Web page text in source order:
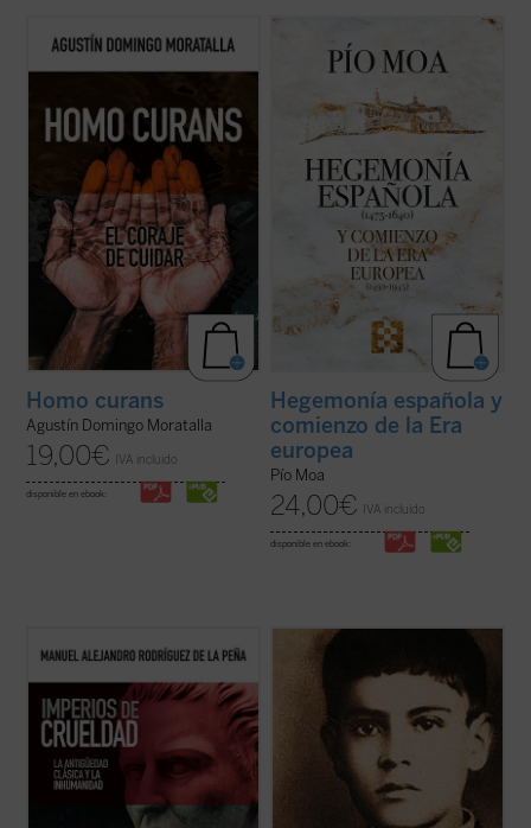
El cuidado generativo requiere ensanchar
los horizontes de la responsabilidad
responden los capítulos de este libro
cuando ...
(ver ficha)
Homo curans
Agustín Domingo Moratalla
19,00€ IVA incluido
disponible en ebook:
la época como comienzo de la que puede
llamarse la «Era Europea», en la que el
especialmente de España, Francia e
Inglaterra, países sucesivamente
hegemónicos, ...
(ver ficha)
Hegemonía española y
comienzo de la Era
europea
Pío Moa
24,00€ IVA incluido
disponible en ebook:
Este ensayo constituye un recorrido
exhaustivo, apasionante y desgarrador por
clásica para exponer la crueldad
estructural de esa época, y así establecer
vínculos entre esta y las políticas de ...
(ver
ficha)
¿Qué pasó para que muchos católicos se
guerra de los cristeros? El autor de este
libro, natural del pueblo del joven mártir, no
sólo responde a estas preguntas con
documentos, sino que logra ... (ver ficha)